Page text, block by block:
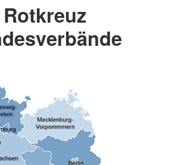
Rotkreuz